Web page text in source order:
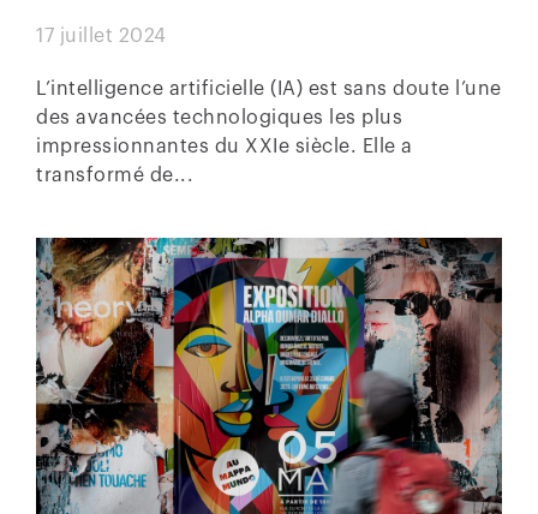
17 juillet 2024
L’intelligence artificielle (IA) est sans doute l’une
des avancées technologiques les plus
impressionnantes du XXIe siècle. Elle a
transformé de...